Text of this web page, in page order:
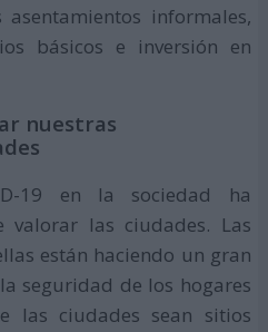
informales,
básicos e inversión en
nuestras
19 en la sociedad ha
las ciudades. Las
están haciendo un gran
seguridad de los hogares
las ciudades sean sitios